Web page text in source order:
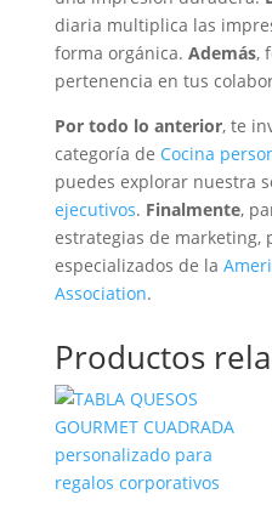
diaria multiplica las
forma orgánica. Además,
pertenencia en tus
Por todo lo anterior, te
categoría de Cocina
puedes explorar nuestra
ejecutivos. Finalmente,
estrategias de marketing,
especializados de la
Association.
Productos